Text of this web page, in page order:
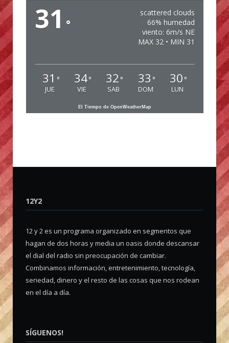
31 °
scattered clouds
66% humedad
viento: 6m/s NE
MAX 32 • MIN 31
31 °
JUE
34°
VIE
32 °
SAB
33 °
DOM
30 °
LUN
El Tiempo de OpenWeatherMap
12Y2
12 y 2 es un programa organizado en segmentos que
hagan de dos horas y media un oasis donde descansar
el dial del radio sin preocupación de cambiar.
Combinamos información, entretenimiento, tecnología,
seriedad, dinero y el resto de las cosas que nos rodean
en el día a día.
SÍGUENOS!